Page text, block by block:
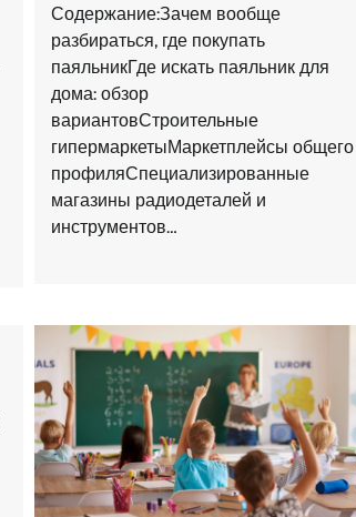
Содержание:Зачем вообще
разбираться, где покупать
паяльникГде искать паяльник для
дома: обзор
вариантовСтроительные
гипермаркетыМаркетплейсы общего
профиляСпециализированные
магазины радиодеталей и
инструментов…